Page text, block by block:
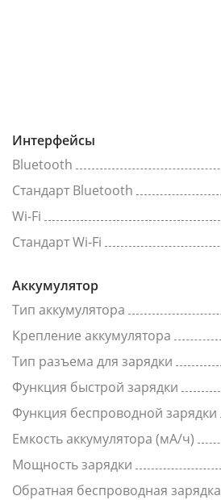
Интерфейсы
Bluetooth
Стандарт Bluetooth
Wi-Fi
Стандарт Wi-Fi
Аккумулятор
Тип аккумулятора
Крепление аккумулятора
Тип разъема для зарядки
Функция быстрой зарядки
Функция беспроводной зарядки
Емкость аккумулятора (мА/ч)
Мощность зарядки
Обратная беспроводная зарядка